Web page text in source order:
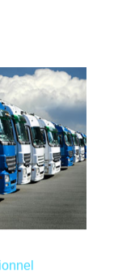
ou
la direction
transport de
votre société
certain de
?
actuel !